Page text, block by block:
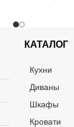
КАТАЛОГ
Кухни
Диваны
Шкафы
Кровати